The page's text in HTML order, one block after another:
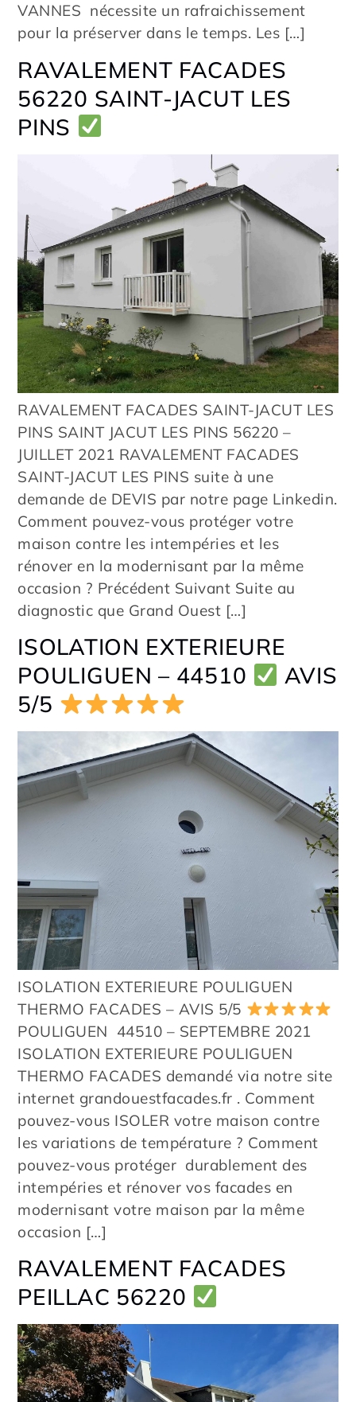
VANNES nécessite un rafraichissement
pour la préserver dans le temps. Les […]
RAVALEMENT FACADES
56220 SAINT-JACUT LES
PINS
RAVALEMENT FACADES SAINT-JACUT LES
PINS SAINT JACUT LES PINS 56220 –
JUILLET 2021 RAVALEMENT FACADES
SAINT-JACUT LES PINS suite à une
demande de DEVIS par notre page Linkedin.
Comment pouvez-vous protéger votre
maison contre les intempéries et les
rénover en la modernisant par la même
occasion ? Précédent Suivant Suite au
diagnostic que Grand Ouest […]
ISOLATION EXTERIEURE
POULIGUEN – 44510
AVIS
5/5
ISOLATION EXTERIEURE POULIGUEN
THERMO FACADES – AVIS 5/5
POULIGUEN 44510 – SEPTEMBRE 2021
ISOLATION EXTERIEURE POULIGUEN
THERMO FACADES demandé via notre site
internet grandouestfacades.fr . Comment
pouvez-vous ISOLER votre maison contre
les variations de température ? Comment
pouvez-vous protéger durablement des
intempéries et rénover vos facades en
modernisant votre maison par la même
occasion […]
RAVALEMENT FACADES
PEILLAC 56220